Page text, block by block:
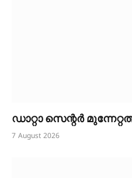
ഡാറ്റാ സെന്റർ
7 August 2026